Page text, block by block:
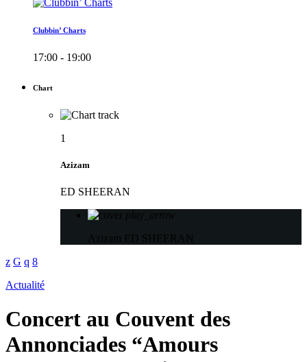
Clubbin’ Charts
17:00 - 19:00
Chart
1
Azizam
ED SHEERAN
play_arrow
Azizam
ED SHEERAN
Actualité
Concert au Couvent des
Annonciades “Amours